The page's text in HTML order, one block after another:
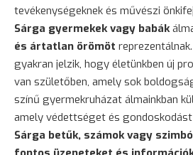
tevékenységeknek és művészi
Sárga gyermekek vagy babák
és ártatlan örömöt
gyakran jelzik, hogy életünkben új
van születőben, amely sok
színű gyermekruházat álmainkban
amely védettséget és
Sárga betűk, számok vagy